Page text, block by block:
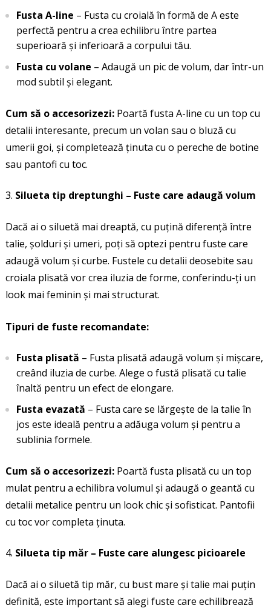
Fusta A-line – Fusta cu croială în formă de A este
perfectă pentru a crea echilibru între partea
superioară și inferioară a corpului tău.
Fusta cu volane – Adaugă un pic de volum, dar într-un
mod subtil și elegant.
Cum să o accesorizezi:Poartă fusta A-line cu un top cu
detalii interesante, precum un volan sau o bluză cu
umerii goi, și completează ținuta cu o pereche de botine
sau pantofi cu toc.
Silueta tip dreptunghi – Fuste care adaugă volum
Dacă ai o siluetă mai dreaptă, cu puțină diferență între
talie, șolduri și umeri, poți să optezi pentru fuste care
adaugă volum și curbe. Fustele cu detalii deosebite sau
croiala plisată vor crea iluzia de forme, conferindu-ți un
look mai feminin și mai structurat.
Tipuri de fuste recomandate:
Fusta plisată – Fusta plisată adaugă volum și mișcare,
creând iluzia de curbe. Alege o fustă plisată cu talie
înaltă pentru un efect de elongare.
Fusta evazată – Fusta care se lărgește de la talie în
jos este ideală pentru a adăuga volum și pentru a
sublinia formele.
Cum să o accesorizezi:Poartă fusta plisată cu un top
mulat pentru a echilibra volumul și adaugă o geantă cu
detalii metalice pentru un look chic și sofisticat. Pantofii
cu toc vor completa ținuta.
Silueta tip măr – Fuste care alungesc picioarele
Dacă ai o siluetă tip măr, cu bust mare și talie mai puțin
definită, este important să alegi fuste care echilibrează